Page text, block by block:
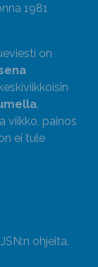
1981
on
,
viikko, painos
ei tule
ohjeita.